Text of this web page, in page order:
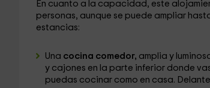
En cuanto a la capacidad, este
personas, aunque se puede ampliar
estancias:
Una cocina comedor, amplia y
y cajones en la parte inferior donde
puedas cocinar como en casa.